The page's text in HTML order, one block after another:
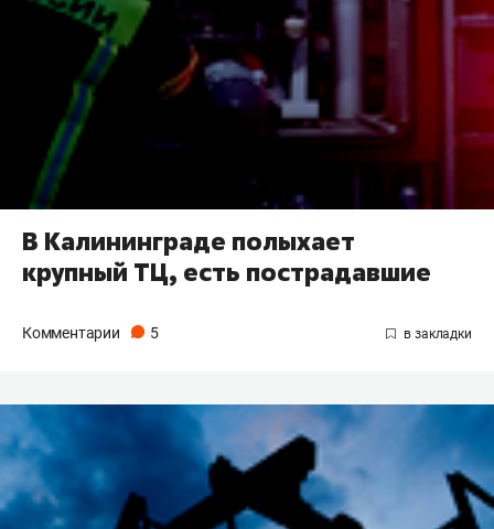
В Калининграде полыхает
крупный ТЦ, есть пострадавшие
Комментарии 5